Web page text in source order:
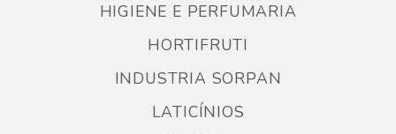
HIGIENE E PERFUMARIA
HORTIFRUTI
INDUSTRIA SORPAN
LATICÍNIOS